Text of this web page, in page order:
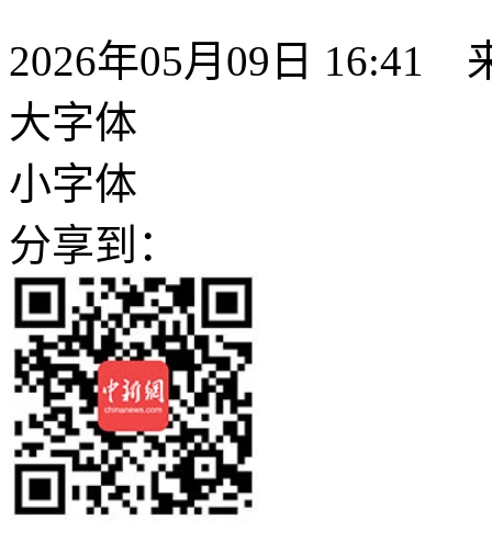
2026年05月09日 16:41
大字体
小字体
分享到：